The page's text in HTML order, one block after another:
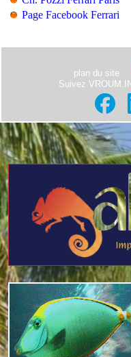
Page Facebook Ferrari
plan du site
Suivez